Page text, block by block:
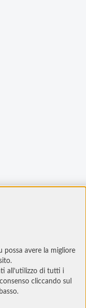
possa avere la migliore
all’utilizzo di tutti i
cliccando sul